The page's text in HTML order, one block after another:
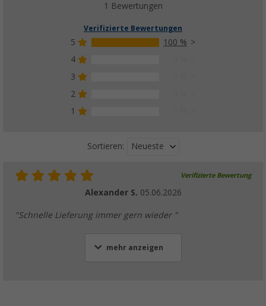
1 Bewertungen
Verifizierte Bewertungen
5
100 %
4
3
2
1
Sortieren: Neueste
Verifizierte Bewertung
Alexander S. 05.06.2026
"Schnelle Lieferung immer gern wieder "
mehr anzeigen